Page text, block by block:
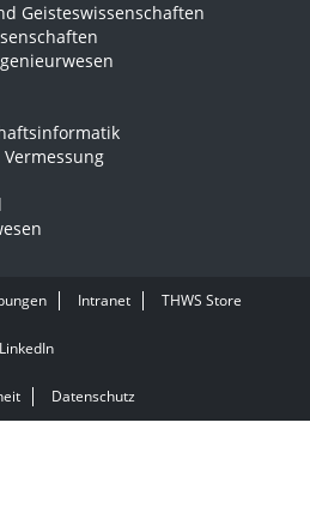
Geisteswissenschaften
Intranet THWS Store
LinkedIn
Datenschutz